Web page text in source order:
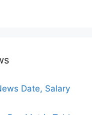
Date, Salary